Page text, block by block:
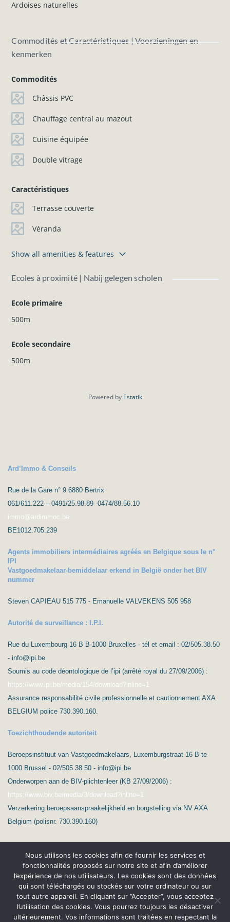
Ardoises naturelles
Commodités et Caractéristiques | Voorzieningen en
kenmerken
Commodités
Châssis PVC
Chauffage central au mazout
Cuisine équipée
Double vitrage
Caractéristiques
Terrasse couverte
Véranda
Show all amenities & features
Ecoles à proximité | Nabij gelegen scholen
Ecole primaire
500m
Ecole secondaire
500m
Powered by Estatik
Ard’Immo & Conseils
Rue de la Gare n° 9 6880 Bertrix
061/611.222 – 0491/25.98.89 -0474/88.56.10
immo@ardimmoc.be
BE1012.705.239
Agents immobiliers intermédiaires agréés en Belgique sous le n°
IPI
Vastgoedmakelaar-bemiddelaar erkend in België onder het BIV
nummer
Steven CAPIEAU 515 775 - Emanuelle VALVEKENS 505 958
Autorité de surveillance : I.P.I.
Rue du Luxembourg 16 B B-1000 Bruxelles - tél et email : 02/505.38.50
- info@ipi.be
Soumis au code déontologique de l’ipi (arrêté royal du 27/09/2006) :
https://www.ipi.be/media/154/download?inline=1
Assurance responsabilité civile professionnelle et cautionnement AXA
BELGIUM police 730.390.160.
Toezichthoudende autoriteit
Beroepsinstituut van Vastgoedmakelaars, Luxemburgstraat 16 B te
1000 Brussel - 02/505.38.50 - info@ipi.be
Onderworpen aan de BIV-plichtenleer (KB 27/09/2006) :
https://www.biv.be/media/3/download?inline=1
Verzerkering beroepsaanspraakelijkheid en borgstelling via NV AXA
Belgium (polisnr. 730.390.160)
(c) Ard’Immo & Conseils
Protection de la vie privée – RGPD Nederlands
Nous utilisons les cookies afin de fournir les services et
fonctionnalités proposés sur notre site et afin d’améliorer
l’expérience de nos utilisateurs. Les cookies sont des données
qui sont téléchargés ou stockés sur votre ordinateur ou sur
tout autre appareil. En cliquant sur ”Accepter”, vous acceptez
l’utilisation des cookies. Vous pourrez toujours les désactiver
ultérieurement. Vos informations sont traitées en respectant la